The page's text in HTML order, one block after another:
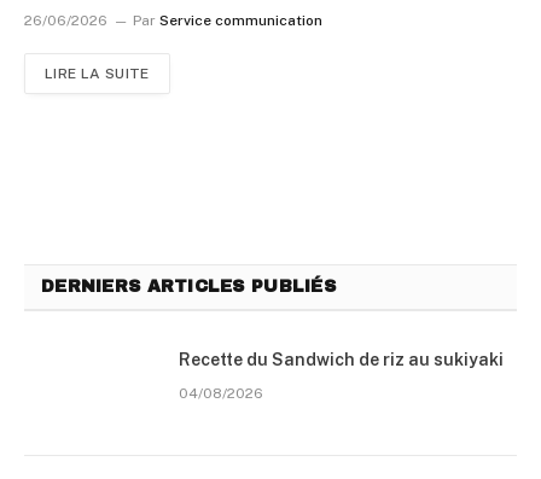
26/06/2026 Par Service communication
LIRE LA SUITE
DERNIERS ARTICLES PUBLIÉS
Recette du Sandwich de riz au sukiyaki
04/08/2026